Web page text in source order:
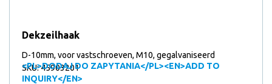
Dekzeilhaak
D-10mm, voor vastschroeven, M10, gegalvaniseerd
<PL>DODAJ DO ZAPYTANIA</PL><EN>ADD TO
INQUIRY</EN>
SKU: 45903201